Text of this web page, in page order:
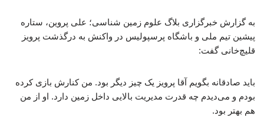
به گزارش خبرگزاری بلاگ علوم زمین شناسی؛ علی پروین، ستاره
پیشین تیم ملی و باشگاه پرسپولیس در واکنش به درگذشت پرویز
قلیچ‌خانی گفت:
باید صادقانه بگویم آقا پرویز یک چیز دیگر بود. من کنارش بازی کرده
بودم و می‌دیدم چه قدرت مدیریت بالایی داخل زمین دارد. او از من
هم بهتر بود.